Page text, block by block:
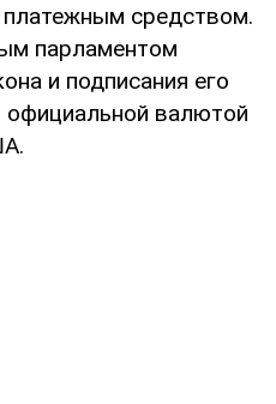
средством.
парламентом
и подписания его
официальной валютой